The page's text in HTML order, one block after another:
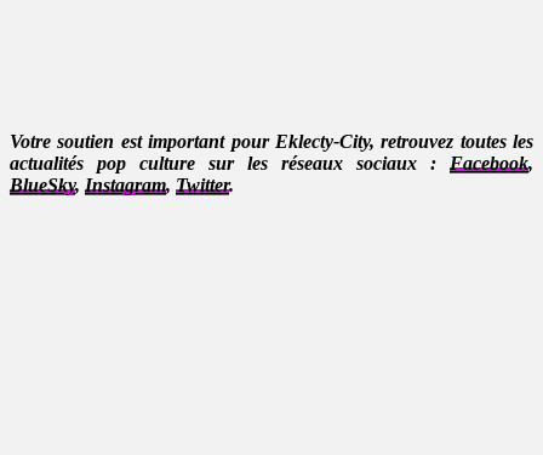
Votre soutien est important pour Eklecty-City, retrouvez toutes les
actualités pop culture sur les réseaux sociaux : Facebook,
BlueSky, Instagram, Twitter.